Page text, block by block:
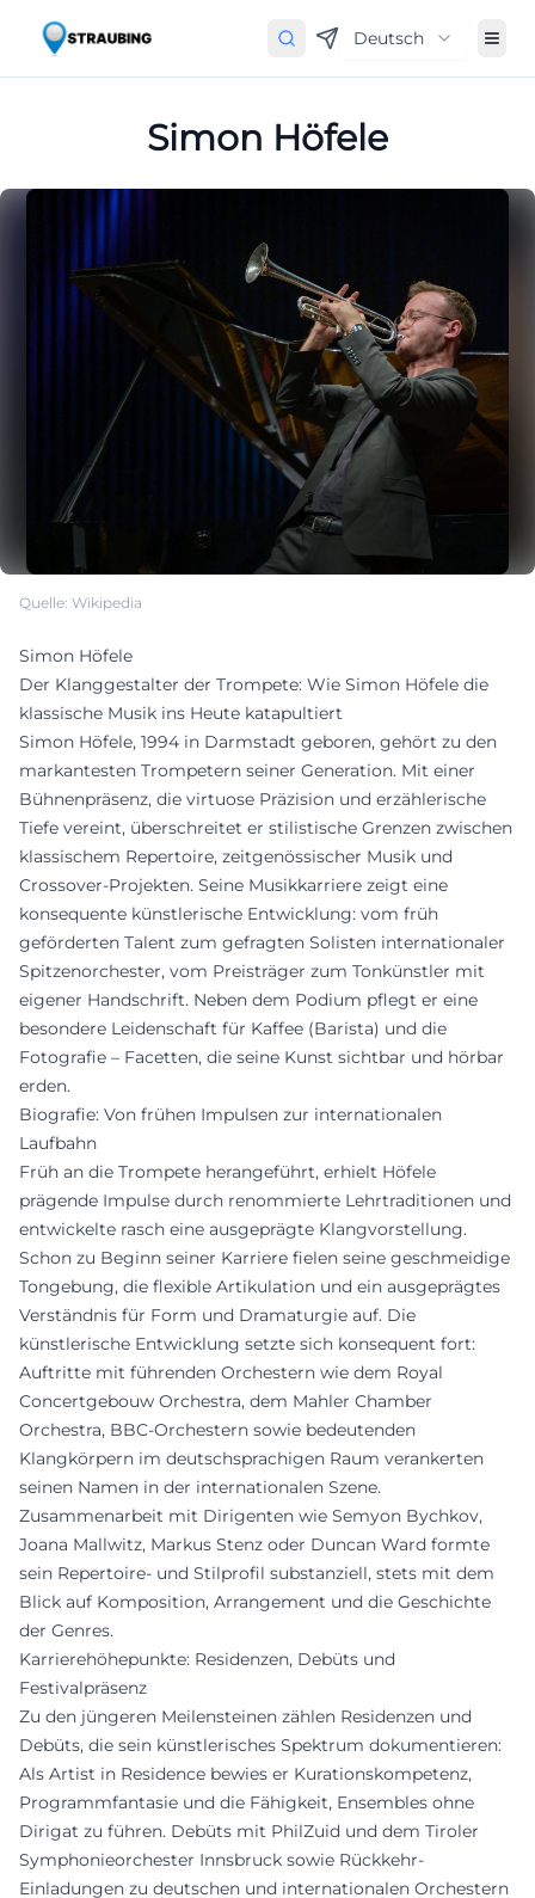
Deutsch
Simon Höfele
Quelle: Wikipedia
Simon Höfele
Der Klanggestalter der Trompete: Wie Simon Höfele die
klassische Musik ins Heute katapultiert
Simon Höfele, 1994 in Darmstadt geboren, gehört zu den
markantesten Trompetern seiner Generation. Mit einer
Bühnenpräsenz, die virtuose Präzision und erzählerische
Tiefe vereint, überschreitet er stilistische Grenzen zwischen
klassischem Repertoire, zeitgenössischer Musik und
Crossover-Projekten. Seine Musikkarriere zeigt eine
konsequente künstlerische Entwicklung: vom früh
geförderten Talent zum gefragten Solisten internationaler
Spitzenorchester, vom Preisträger zum Tonkünstler mit
eigener Handschrift. Neben dem Podium pflegt er eine
besondere Leidenschaft für Kaffee (Barista) und die
Fotografie – Facetten, die seine Kunst sichtbar und hörbar
erden.
Biografie: Von frühen Impulsen zur internationalen
Laufbahn
Früh an die Trompete herangeführt, erhielt Höfele
prägende Impulse durch renommierte Lehrtraditionen und
entwickelte rasch eine ausgeprägte Klangvorstellung.
Schon zu Beginn seiner Karriere fielen seine geschmeidige
Tongebung, die flexible Artikulation und ein ausgeprägtes
Verständnis für Form und Dramaturgie auf. Die
künstlerische Entwicklung setzte sich konsequent fort:
Auftritte mit führenden Orchestern wie dem Royal
Concertgebouw Orchestra, dem Mahler Chamber
Orchestra, BBC-Orchestern sowie bedeutenden
Klangkörpern im deutschsprachigen Raum verankerten
seinen Namen in der internationalen Szene.
Zusammenarbeit mit Dirigenten wie Semyon Bychkov,
Joana Mallwitz, Markus Stenz oder Duncan Ward formte
sein Repertoire- und Stilprofil substanziell, stets mit dem
Blick auf Komposition, Arrangement und die Geschichte
der Genres.
Karrierehöhepunkte: Residenzen, Debüts und
Festivalpräsenz
Zu den jüngeren Meilensteinen zählen Residenzen und
Debüts, die sein künstlerisches Spektrum dokumentieren:
Als Artist in Residence bewies er Kurationskompetenz,
Programmfantasie und die Fähigkeit, Ensembles ohne
Dirigat zu führen. Debüts mit PhilZuid und dem Tiroler
Symphonieorchester Innsbruck sowie Rückkehr-
Einladungen zu deutschen und internationalen Orchestern